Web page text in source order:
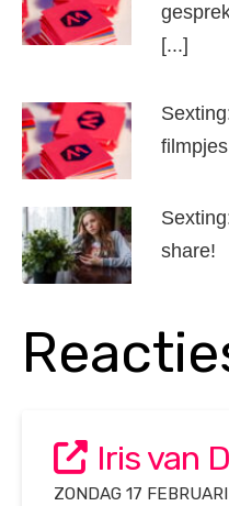
[...]
share!
Iris van
ZONDAG 17